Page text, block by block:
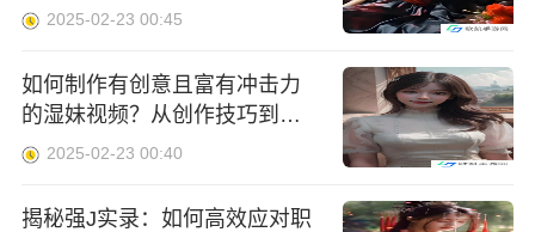
2025-02-23 00:45
如何制作有创意且富有冲击力
的湿妹视频？从创作技巧到未
来发展全解析
2025-02-23 00:40
揭秘强J实录：如何高效应对职